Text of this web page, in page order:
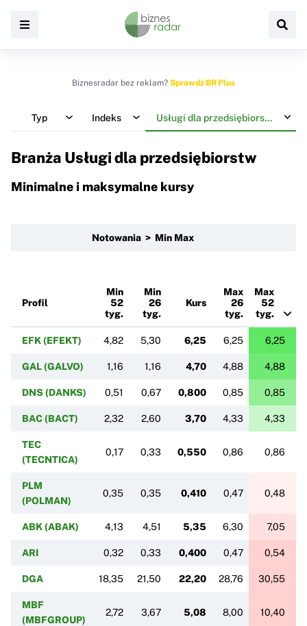
Biznesradar bez reklam? Sprawdź BR Plus
Typ Indeks Usługi dla przedsiębiorstw
Branża Usługi dla przedsiębiorstw
Minimalne i maksymalne kursy
Notowania > Min Max
Profil
Min
52
tyg.
Min
26
tyg.
Kurs
Max
26
tyg.
Max
52
tyg.
EFK (EFEKT) 4,82 5,30 6,25 6,25 6,25
GAL (GALVO) 1,16 1,16 4,70 4,88 4,88
DNS (DANKS) 0,51 0,67 0,800 0,85 0,85
BAC (BACT) 2,32 2,60 3,70 4,33 4,33
TEC
(TECNTICA)
0,17 0,33 0,550 0,86 0,86
PLM
(POLMAN)
0,35 0,35 0,410 0,47 0,48
ABK (ABAK) 4,13 4,51 5,35 6,30 7,05
ARI 0,32 0,33 0,400 0,47 0,54
DGA 18,35 21,50 22,20 28,76 30,55
MBF
(MBFGROUP)
2,72 3,67 5,08 8,00 10,40